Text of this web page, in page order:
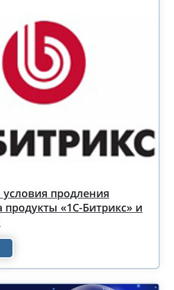
продления
«1С-Битрикс» и